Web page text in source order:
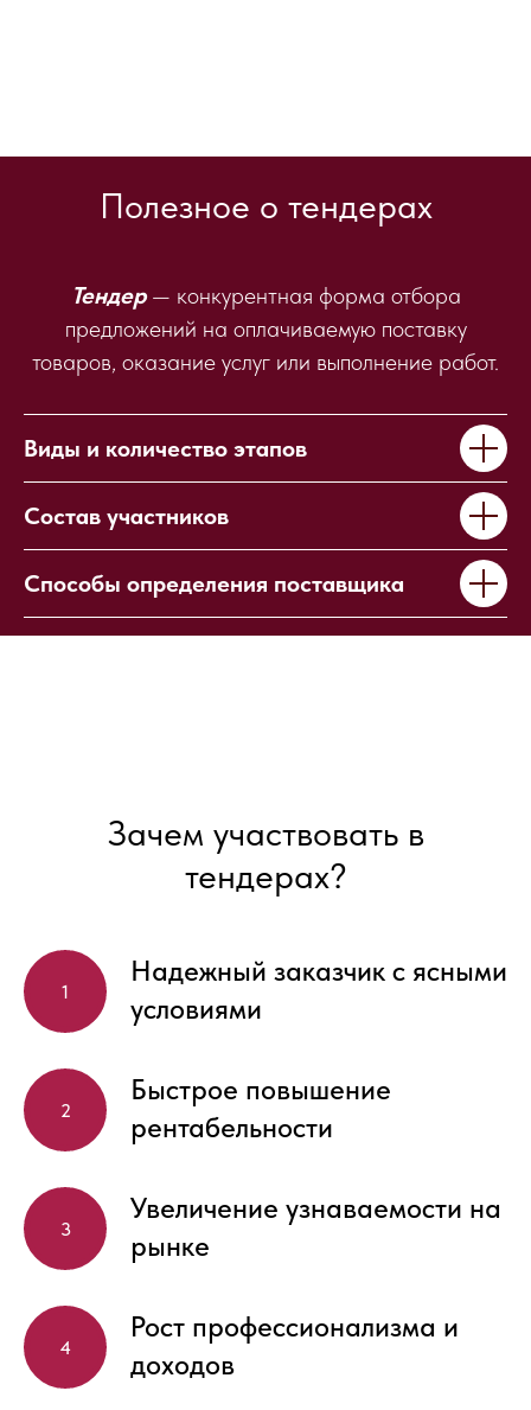
Полезное о тендерах
Тендер— конкурентная форма отбора
предложений на оплачиваемую поставку
товаров, оказание услуг или выполнение работ.
Виды и количество этапов
Состав участников
Способы определения поставщика
Зачем участвовать в
тендерах?
Надежный заказчик с ясными
условиями
Быстрое повышение
рентабельности
Увеличение узнаваемости на
рынке
Рост профессионализма и
доходов